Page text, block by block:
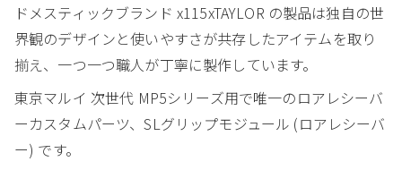
ドメスティックブランド x115xTAYLOR の製品は独自の世
界観のデザインと使いやすさが共存したアイテムを取り
揃え、一つ一つ職人が丁寧に製作しています。
東京マルイ 次世代 MP5シリーズ用で唯一のロアレシーバ
ーカスタムパーツ、SLグリップモジュール (ロアレシーバ
ー) です。